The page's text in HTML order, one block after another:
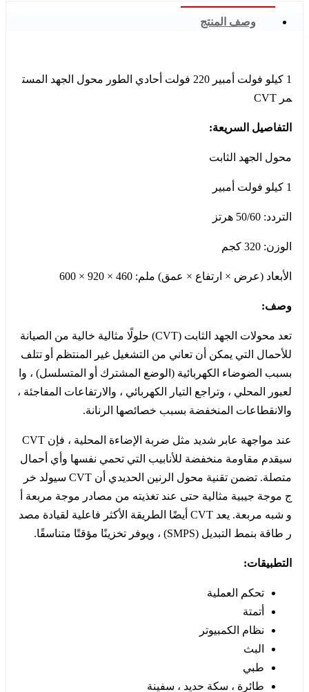
وصف المنتج
1 كيلو فولت أمبير 220 فولت أحادي الطور محول الجهد المست
مر CVT
التفاصيل السريعة:
محول الجهد الثابت
1 كيلو فولت أمبير
التردد: 50/60 هرتز
الوزن: 320 كجم
الأبعاد (عرض × ارتفاع × عمق) ملم: 460 × 920 × 600
وصف:
تعد محولات الجهد الثابت (CVT) حلولًا مثالية خالية من الصيانة
للأحمال التي يمكن أن تعاني من التشغيل غير المنتظم أو تتلف
بسبب الضوضاء الكهربائية (الوضع المشترك أو المتسلسل) ، وا
لعبور المحلي ، وتراجع التيار الكهربائي ، والارتفاعات المفاجئة ،
والانقطاعات المنخفضة بسبب خصائصها الرنانة.
عند مواجهة عابر شديد مثل ضربة الإضاءة المحلية ، فإن CVT
سيقدم مقاومة منخفضة للأنابيب التي تحمي نفسها وأي أحمال
متصلة. تضمن تقنية محول الرنين الحديدي أن CVT سيولد خر
ج موجة جيبية مثالية حتى عند تغذيته من مصادر موجة مربعة أ
و شبه مربعة. يعد CVT أيضًا الطريقة الأكثر فاعلية لقيادة مصد
ر طاقة بنمط التبديل (SMPS) ، ويوفر تخزينًا مؤقتًا متناسقًا.
التطبيقات:
تحكم العملية
أتمتة
نظام الكمبيوتر
البث
طبي
طائرة ، سكة حديد ، سفينة